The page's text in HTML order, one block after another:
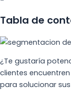
Tabla de
¿Te gustaría
clientes
para solucionar